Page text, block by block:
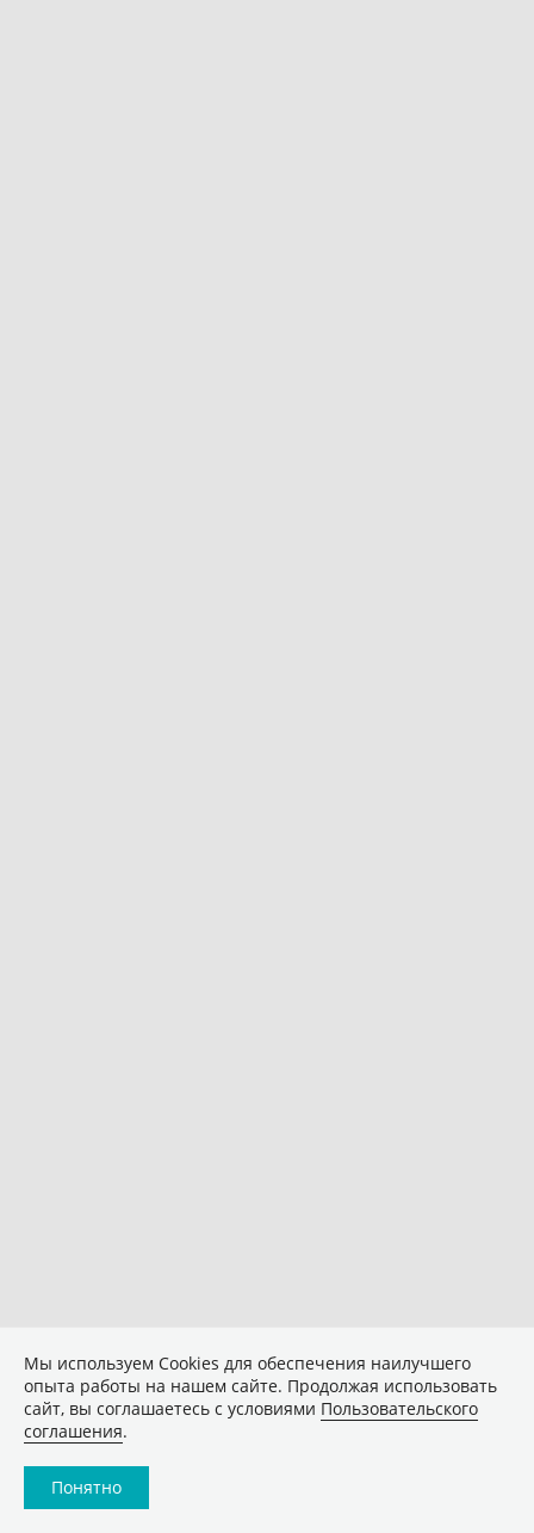
Мы используем Сookies для обеспечения наилучшего
опыта работы на нашем сайте. Продолжая использовать
сайт, вы соглашаетесь с условиями Пользовательского
соглашения.
Понятно